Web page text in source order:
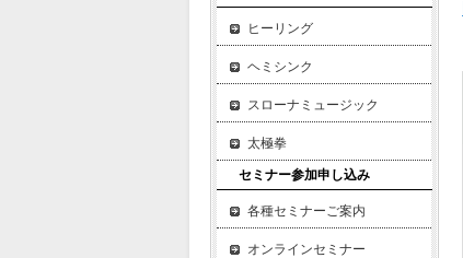
ヒーリング
ヘミシンク
スローナミュージック
太極拳
セミナー参加申し込み
各種セミナーご案内
オンラインセミナー